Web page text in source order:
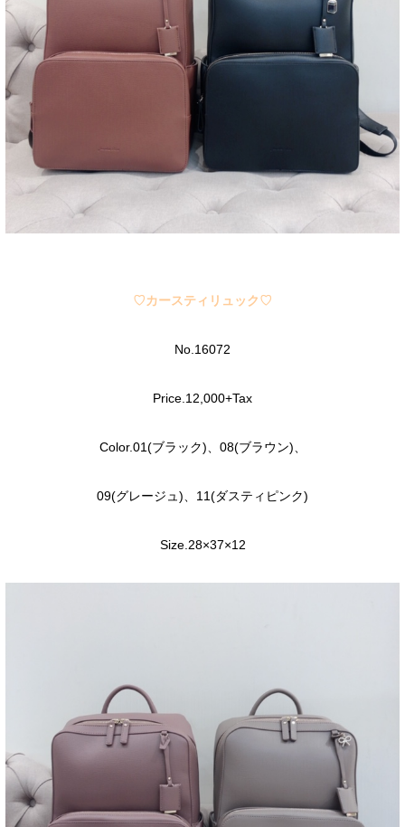
♡カースティリュック♡
No.16072
Price.12,000+Tax
Color.01(ブラック)、08(ブラウン)、
09(グレージュ)、11(ダスティピンク)
Size.28×37×12